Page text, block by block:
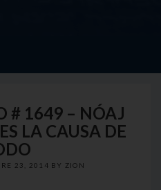
# 1649 – NÓAJ
LA CAUSA DE
23, 2014 BY ZION